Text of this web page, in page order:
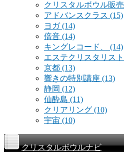
クリスタルボウル販売
アドバンスクラス (15)
ヨガ(14)
倍音 (14)
キングレコード、 (14)
エステクリスタリスト
京都 (13)
響きの特別講座 (13)
静岡 (12)
仙酔島 (11)
クリアリング (10)
宇宙 (10)
クリスタルボウルナビ